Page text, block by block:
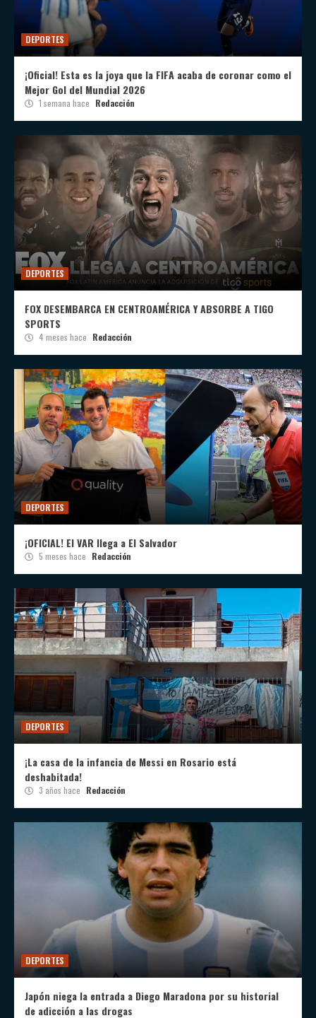
DEPORTES
¡Oficial! Esta es la joya que la FIFA acaba de coronar como el
Mejor Gol del Mundial 2026
1 semana hace Redacción
DEPORTES
FOX DESEMBARCA EN CENTROAMÉRICA Y ABSORBE A TIGO
SPORTS
4 meses hace Redacción
DEPORTES
¡OFICIAL! El VAR llega a El Salvador
5 meses hace Redacción
DEPORTES
¡La casa de la infancia de Messi en Rosario está
deshabitada!
3 años hace Redacción
DEPORTES
Japón niega la entrada a Diego Maradona por su historial
de adicción a las drogas